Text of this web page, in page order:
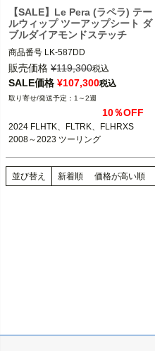
【SALE】Le Pera (ラペラ) テー
ルウィップ ツーアップシート ダ
ブルダイアモンドステッチ
商品番号 LK-587DD
3OT:0801-1315
2024 FLHTK、FLTRK、FLHRXS
2008～2023 ツーリング
Le Pera（ラペラ）
販売価格 ¥119,300税込
SALE価格 ¥107,300税込
1～2週
10％OFF
2024 FLHTK、FLTRK、FLHRXS
2008～2023 ツーリング
並び替え 新着順 価格が高い順